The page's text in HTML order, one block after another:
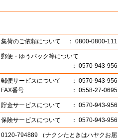
集荷のご依頼について ： 0800-0800-111
郵便・ゆうパック等について
： 0570-943-956
郵便サービスについて
： 0570-943-956
FAX番号
： 0558-27-0695
貯金サービスについて ： 0570-943-956
保険サービスについて ： 0570-943-956
0120-794889 （ナクシたときはハヤクお届